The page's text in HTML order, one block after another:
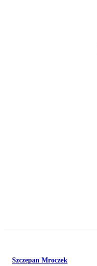
Szczepan Mroczek